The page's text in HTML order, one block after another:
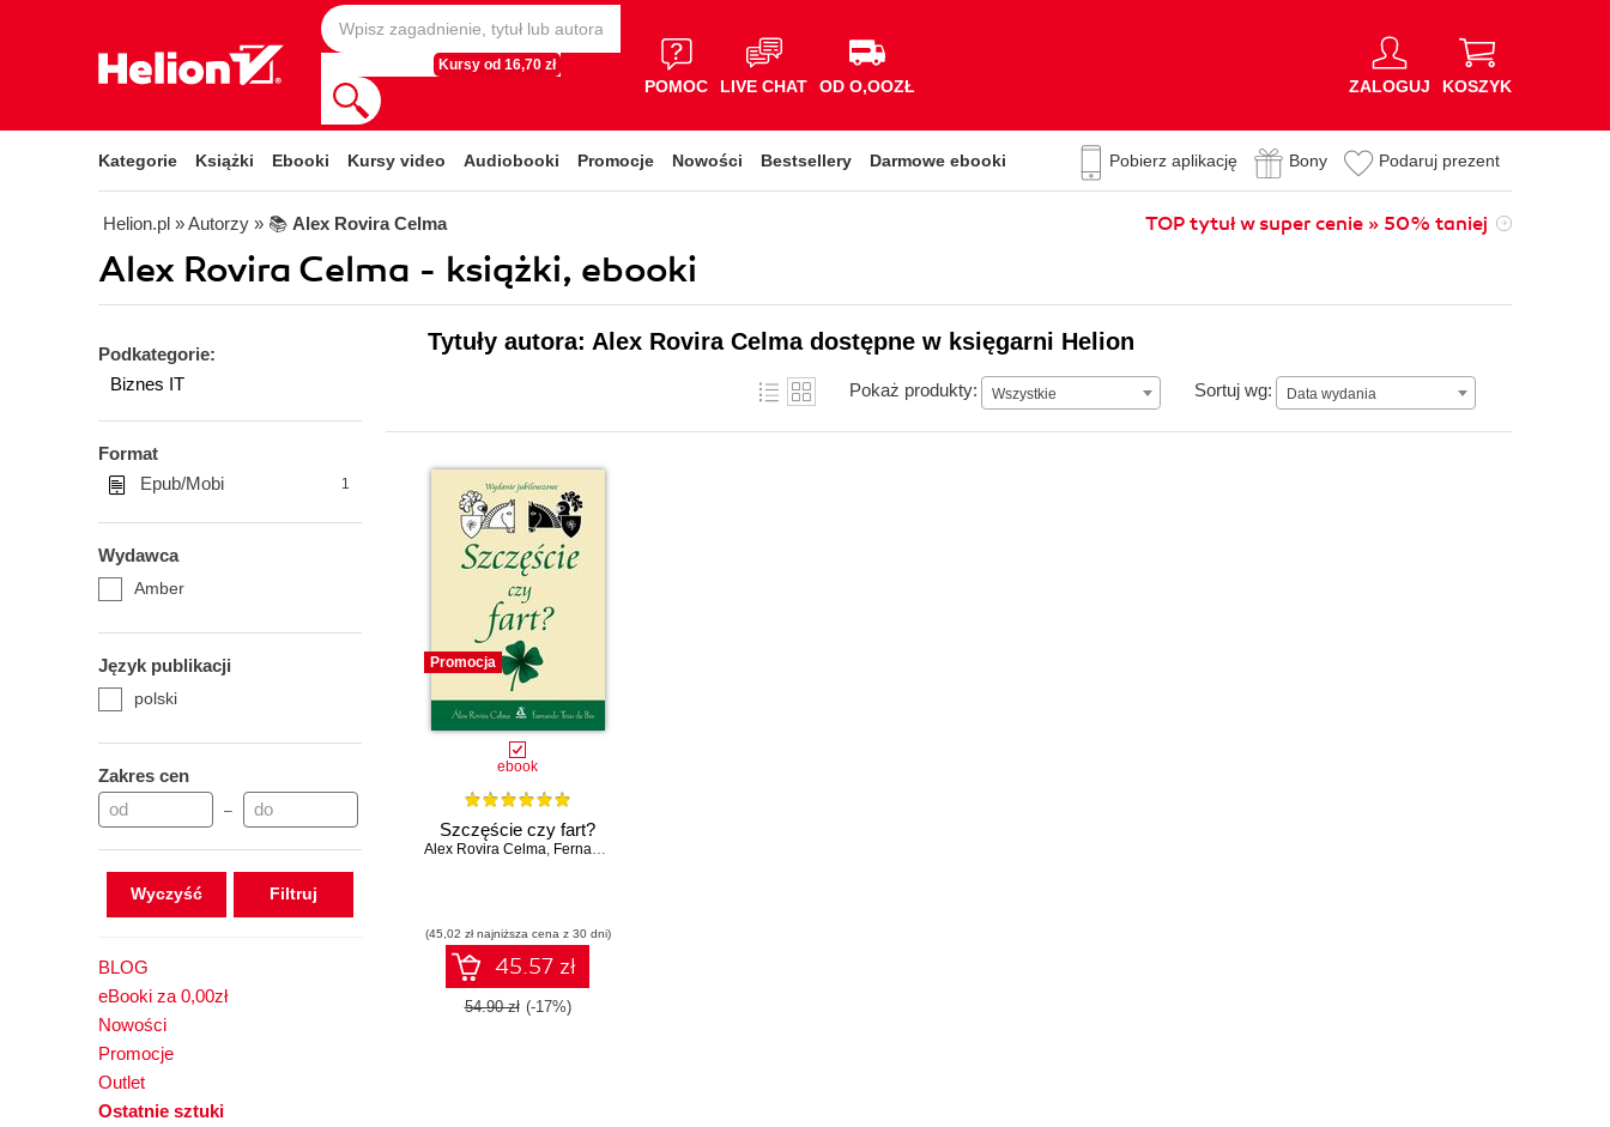
Kursy od 16,70 zł
POMOC LIVE CHAT OD O,OOZŁ ZALOGUJ KOSZYK
Kategorie Książki Ebooki Kursy video Audiobooki Promocje Nowości Bestsellery Darmowe ebooki Pobierz aplikację Bony Podaruj prezent
Helion.pl » Autorzy » 📚 Alex Rovira Celma TOP tytuł w super cenie » 50% taniej
Alex Rovira Celma - książki, ebooki
Podkategorie:
Biznes IT
Format
Epub/Mobi
1
Wydawca
Amber
Język publikacji
polski
Zakres cen
–
Wyczyść
BLOG
eBooki za 0,00zł
Nowości
Promocje
Outlet
Ostatnie sztuki
Tytuły autora: Alex Rovira Celma dostępne w księgarni Helion
Pokaż produkty: Wszystkie Sortuj wg: Data wydania
Data wydania
Promocja
ebook
Szczęście czy fart?
Alex Rovira Celma, Fernando Trias de Bes
(45,02 zł najniższa cena z 30 dni)
45.57 zł
54.90 zł (-17%)